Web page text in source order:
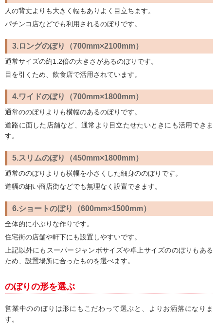
人の背丈よりも大きく幅もありよく目立ちます。
パチンコ店などでも利用されるのぼりです。
3.ロングのぼり（700mm×2100mm）
通常サイズの約1.2倍の大きさがあるのぼりです。
目を引くため、飲食店で活用されています。
4.ワイドのぼり（700mm×1800mm）
通常ののぼりよりも横幅のあるのぼりです。
道路に面した店舗など、通常より目立たせたいときにも活用できま
す。
5.スリムのぼり（450mm×1800mm）
通常ののぼりよりも横幅を小さくした細身ののぼりです。
道幅の細い商店街などでも無理なく設置できます。
6.ショートのぼり（600mm×1500mm）
全体的に小ぶりな作りです。
住宅街の店舗や軒下にも設置しやすいです。
上記以外にもスーパージャンボサイズや卓上サイズののぼりもある
ため、設置場所に合ったものを選べます。
のぼりの形を選ぶ
営業中ののぼりは形にもこだわって選ぶと、よりお洒落になりま
す。